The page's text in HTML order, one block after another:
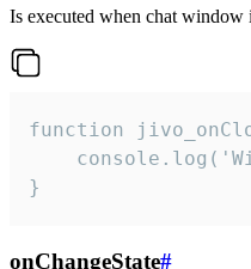
Is executed when chat window
function
}
onChangeState#